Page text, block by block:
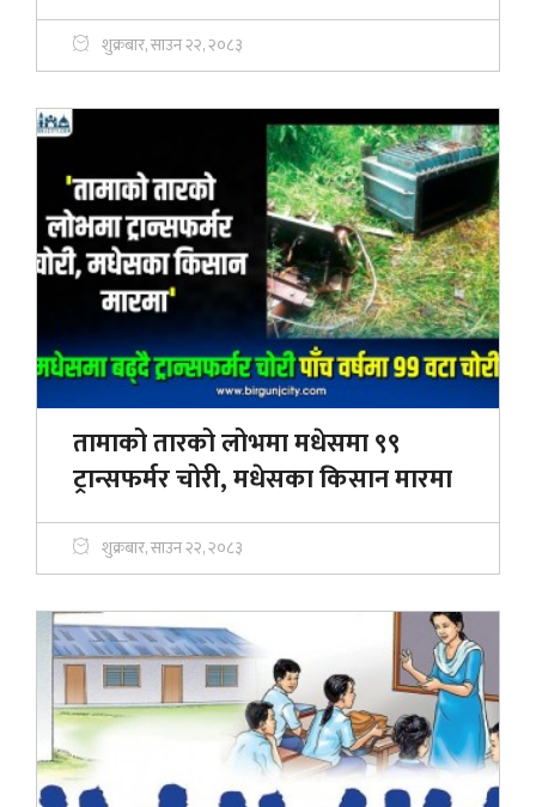
शुक्रबार, साउन २२, २०८३
तामाको तारको लोभमा मधेसमा ९९
ट्रान्सफर्मर चोरी, मधेसका किसान मारमा
शुक्रबार, साउन २२, २०८३